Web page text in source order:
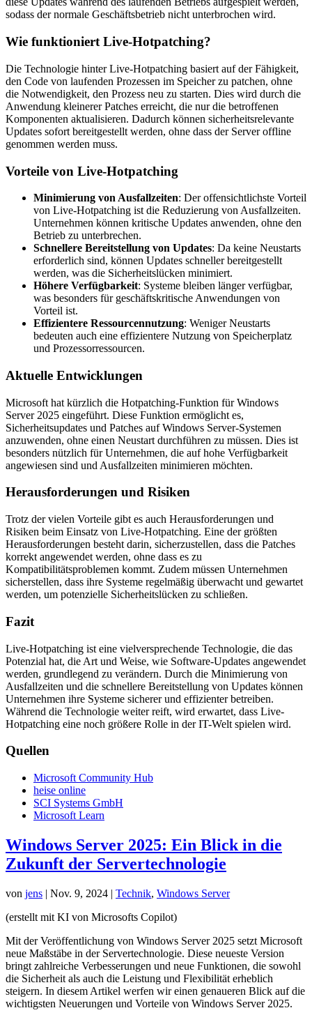
sodass der normale Geschäftsbetrieb nicht unterbrochen wird.
Wie funktioniert Live-Hotpatching?
Die Technologie hinter Live-Hotpatching basiert auf der Fähigkeit,
den Code von laufenden Prozessen im Speicher zu patchen, ohne
die Notwendigkeit, den Prozess neu zu starten. Dies wird durch die
Anwendung kleinerer Patches erreicht, die nur die betroffenen
Komponenten aktualisieren. Dadurch können sicherheitsrelevante
Updates sofort bereitgestellt werden, ohne dass der Server offline
genommen werden muss.
Vorteile von Live-Hotpatching
Minimierung von Ausfallzeiten: Der offensichtlichste Vorteil
von Live-Hotpatching ist die Reduzierung von Ausfallzeiten.
Unternehmen können kritische Updates anwenden, ohne den
Betrieb zu unterbrechen.
Schnellere Bereitstellung von Updates: Da keine Neustarts
erforderlich sind, können Updates schneller bereitgestellt
werden, was die Sicherheitslücken minimiert.
Höhere Verfügbarkeit: Systeme bleiben länger verfügbar,
was besonders für geschäftskritische Anwendungen von
Vorteil ist.
Effizientere Ressourcennutzung: Weniger Neustarts
bedeuten auch eine effizientere Nutzung von Speicherplatz
und Prozessorressourcen.
Aktuelle Entwicklungen
Microsoft hat kürzlich die Hotpatching-Funktion für Windows
Server 2025 eingeführt. Diese Funktion ermöglicht es,
Sicherheitsupdates und Patches auf Windows Server-Systemen
anzuwenden, ohne einen Neustart durchführen zu müssen. Dies ist
besonders nützlich für Unternehmen, die auf hohe Verfügbarkeit
angewiesen sind und Ausfallzeiten minimieren möchten.
Herausforderungen und Risiken
Trotz der vielen Vorteile gibt es auch Herausforderungen und
Risiken beim Einsatz von Live-Hotpatching. Eine der größten
Herausforderungen besteht darin, sicherzustellen, dass die Patches
korrekt angewendet werden, ohne dass es zu
Kompatibilitätsproblemen kommt. Zudem müssen Unternehmen
sicherstellen, dass ihre Systeme regelmäßig überwacht und gewartet
werden, um potenzielle Sicherheitslücken zu schließen.
Fazit
Live-Hotpatching ist eine vielversprechende Technologie, die das
Potenzial hat, die Art und Weise, wie Software-Updates angewendet
werden, grundlegend zu verändern. Durch die Minimierung von
Ausfallzeiten und die schnellere Bereitstellung von Updates können
Unternehmen ihre Systeme sicherer und effizienter betreiben.
Während die Technologie weiter reift, wird erwartet, dass Live-
Hotpatching eine noch größere Rolle in der IT-Welt spielen wird.
Quellen
Microsoft Community Hub
heise online
SCI Systems GmbH
Microsoft Learn
Windows Server 2025: Ein Blick in die
Zukunft der Servertechnologie
von jens | Nov. 9, 2024 | Technik, Windows Server
(erstellt mit KI von Microsofts Copilot)
Mit der Veröffentlichung von Windows Server 2025 setzt Microsoft
neue Maßstäbe in der Servertechnologie. Diese neueste Version
bringt zahlreiche Verbesserungen und neue Funktionen, die sowohl
die Sicherheit als auch die Leistung und Flexibilität erheblich
steigern. In diesem Artikel werfen wir einen genaueren Blick auf die
wichtigsten Neuerungen und Vorteile von Windows Server 2025.